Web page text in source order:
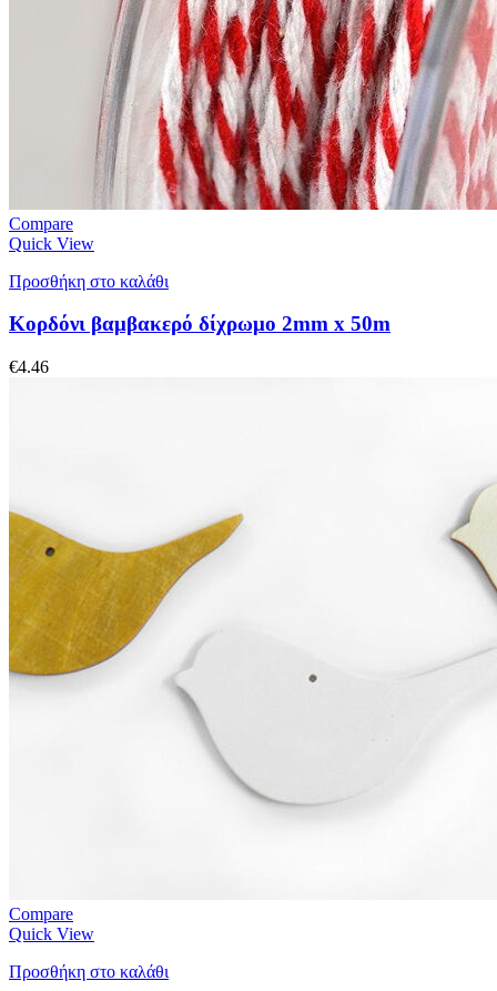
Compare
Quick View
Προσθήκη στο καλάθι
Κορδόνι βαμβακερό δίχρωμο 2mm x 50m
€4.46
Compare
Quick View
Προσθήκη στο καλάθι